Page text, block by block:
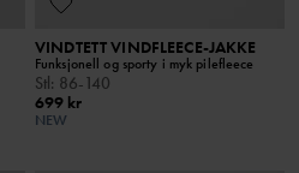
VINDTETT VINDFLEECE-JAKKE
Funksjonell og sporty i myk pilefleece
Stl: 86-140
699 kr
NEW